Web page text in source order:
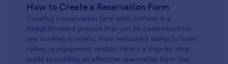
How to Create a Reservation Form
Creating a reservation form with Jotform is a
straightforward process that can be customized for
any booking scenario, from restaurant tables to hotel
rooms or equipment rentals. Here’s a step-by-step
guide to building an effective reservation form that